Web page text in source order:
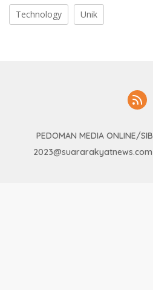
Technology Unik
PEDOMAN MEDIA ONLINE/